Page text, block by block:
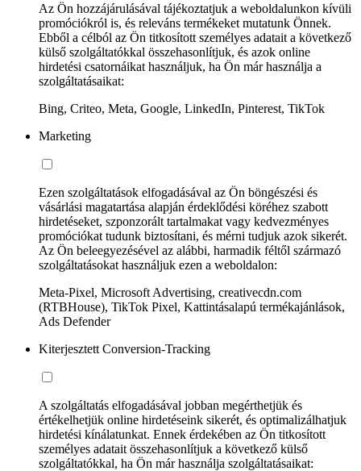
Az Ön hozzájárulásával tájékoztatjuk a weboldalunkon kívüli
promóciókról is, és releváns termékeket mutatunk Önnek.
Ebből a célból az Ön titkosított személyes adatait a következő
külső szolgáltatókkal összehasonlítjuk, és azok online
hirdetési csatornáikat használjuk, ha Ön már használja a
szolgáltatásaikat:
Bing, Criteo, Meta, Google, LinkedIn, Pinterest, TikTok
Marketing
Ezen szolgáltatások elfogadásával az Ön böngészési és
vásárlási magatartása alapján érdeklődési köréhez szabott
hirdetéseket, szponzorált tartalmakat vagy kedvezményes
promóciókat tudunk biztosítani, és mérni tudjuk azok sikerét.
Az Ön beleegyezésével az alábbi, harmadik féltől származó
szolgáltatásokat használjuk ezen a weboldalon:
Meta-Pixel, Microsoft Advertising, creativecdn.com
(RTBHouse), TikTok Pixel, Kattintásalapú termékajánlások,
Ads Defender
Kiterjesztett Conversion-Tracking
A szolgáltatás elfogadásával jobban megérthetjük és
értékelhetjük online hirdetéseink sikerét, és optimalizálhatjuk
hirdetési kínálatunkat. Ennek érdekében az Ön titkosított
személyes adatait összehasonlítjuk a következő külső
szolgáltatókkal, ha Ön már használja szolgáltatásaikat: